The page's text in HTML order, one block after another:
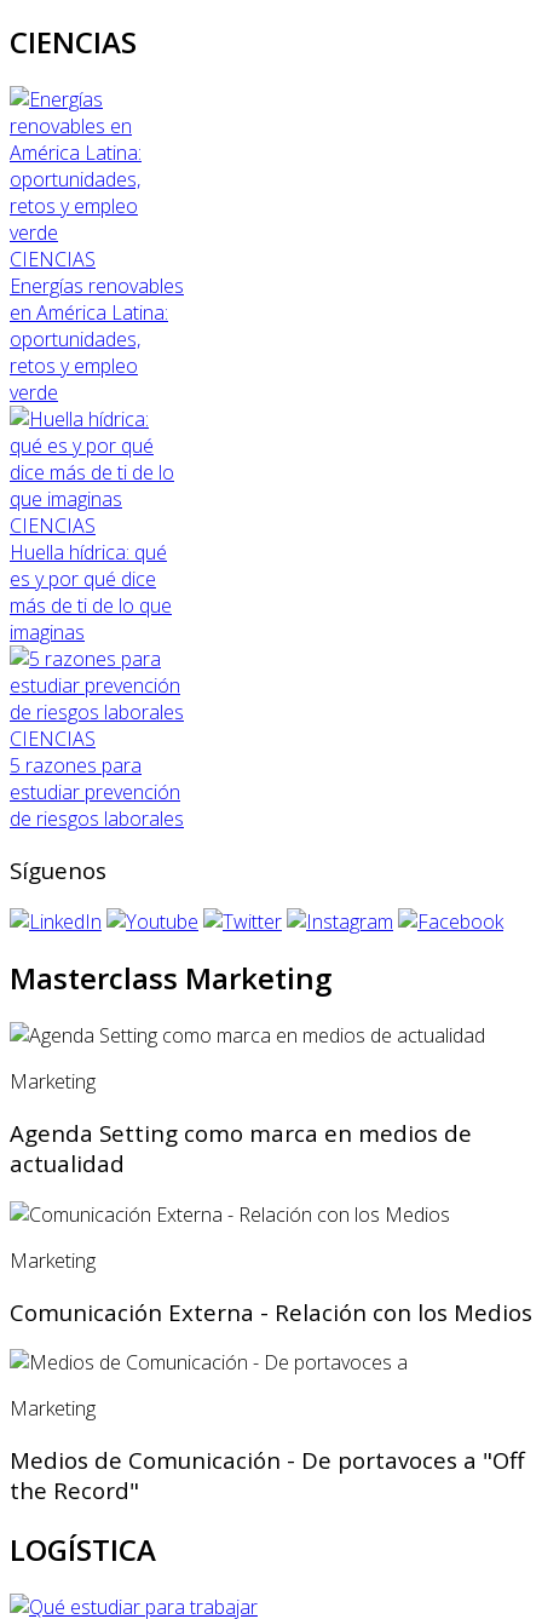
CIENCIAS
CIENCIAS
Energías renovables
en América Latina:
oportunidades,
retos y empleo
verde
CIENCIAS
Huella hídrica: qué
es y por qué dice
más de ti de lo que
imaginas
CIENCIAS
5 razones para
estudiar prevención
de riesgos laborales
Síguenos
Masterclass Marketing
Marketing
Agenda Setting como marca en medios de
actualidad
Marketing
Comunicación Externa - Relación con los Medios
Marketing
Medios de Comunicación - De portavoces a "Off
the Record"
LOGÍSTICA